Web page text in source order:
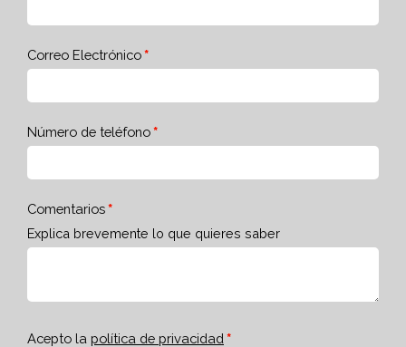
Correo Electrónico
Número de teléfono
Comentarios
Explica brevemente lo que quieres saber
Acepto la política de privacidad